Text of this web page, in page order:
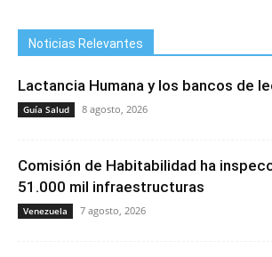
Noticias Relevantes
Lactancia Humana y los bancos de
Guía Salud 8 agosto, 2026
Comisión de Habitabilidad ha
51.000 mil infraestructuras
Venezuela 7 agosto, 2026